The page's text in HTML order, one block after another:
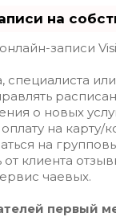
на
записи
специалиста
о новых
на карту/
на
клиента
чаевых.
первый